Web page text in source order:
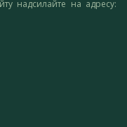
надсилайте на адресу: